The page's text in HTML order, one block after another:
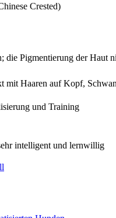
Crested)
die Pig­men­tie­rung der Haut
mit Haa­ren auf Kopf,
und Trai­ning
intel­li­gent und lern­wil­lig